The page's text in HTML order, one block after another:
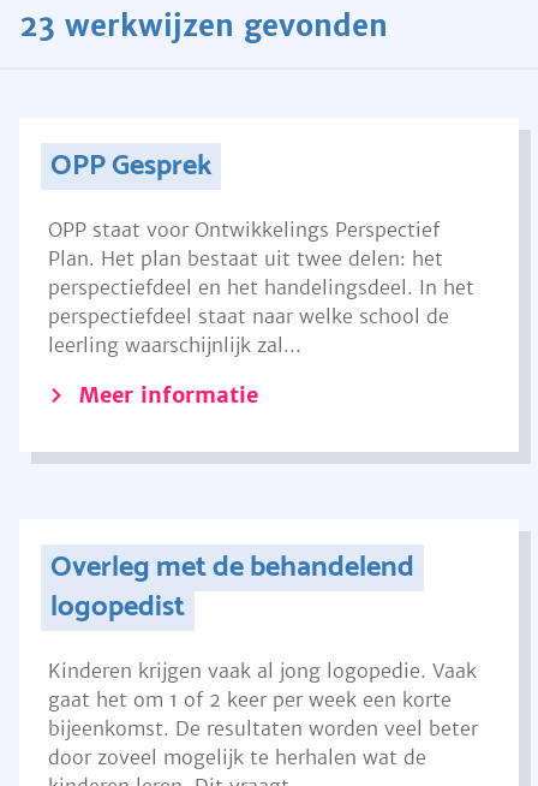
23 werkwijzen gevonden
OPP Gesprek
OPP staat voor Ontwikkelings Perspectief
Plan. Het plan bestaat uit twee delen: het
perspectiefdeel en het handelingsdeel. In het
perspectiefdeel staat naar welke school de
leerling waarschijnlijk zal...
Meer informatie
Overleg met de behandelend
logopedist
Kinderen krijgen vaak al jong logopedie. Vaak
gaat het om 1 of 2 keer per week een korte
bijeenkomst. De resultaten worden veel beter
door zoveel mogelijk te herhalen wat de